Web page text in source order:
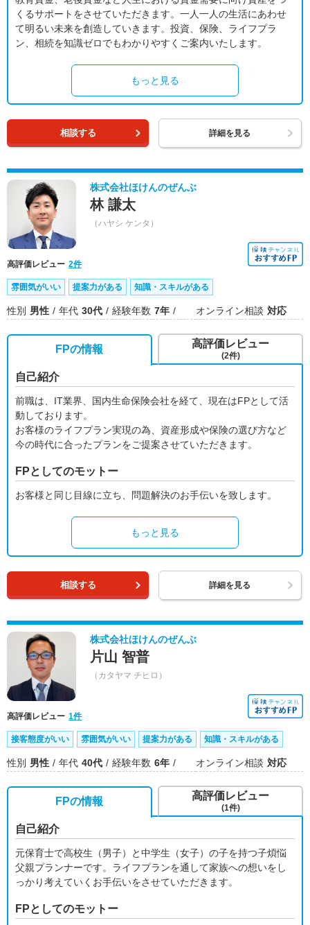
くるサポートをさせていただきます。一人一人の生活にあわせ
て明るい未来を創造していきます。投資、保険、ライフプラ
ン、相続を知識ゼロでもわかりやすくご案内いたします。
もっと見る
相談する 詳細を見る
株式会社ほけんのぜんぶ
林 謙太
（ハヤシ ケンタ）
高評価レビュー 2件
雰囲気がいい 提案力がある 知識・スキルがある
性別 男性 年代 30代 経験年数 7年 オンライン相談 対応
FPの情報
自己紹介
前職は、IT業界、国内生命保険会社を経て、現在はFPとして活
動しております。
お客様のライフプラン実現の為、資産形成や保険の選び方など
今の時代に合ったプランをご提案させていただきます。
FPとしてのモットー
お客様と同じ目線に立ち、問題解決のお手伝いを致します。
もっと見る
高評価レビュー
(2件)
相談する 詳細を見る
株式会社ほけんのぜんぶ
片山 智普
（カタヤマ チヒロ）
高評価レビュー 1件
接客態度がいい 雰囲気がいい 提案力がある 知識・スキルがある
性別 男性 年代 40代 経験年数 6年 オンライン相談 対応
FPの情報
自己紹介
元保育士で高校生（男子）と中学生（女子）の子を持つ子煩悩
父親プランナーです。ライフプランを通して家族への想いをし
っかり考えていくお手伝いをさせていただきます。
FPとしてのモットー
高評価レビュー
(1件)